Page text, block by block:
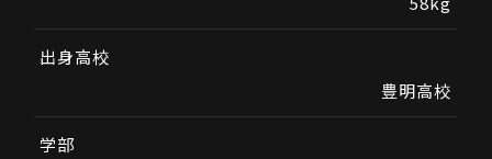
出身高校
豊明高校
学部